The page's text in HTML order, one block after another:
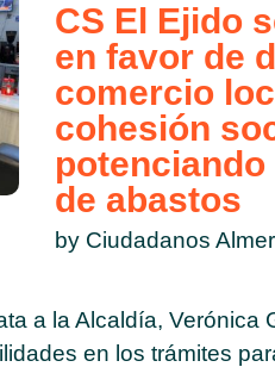
CS El Ejido
en favor de
comercio
cohesión
de abastos
by Ciudadanos
a la Alcaldía, Verónica
en los trámites